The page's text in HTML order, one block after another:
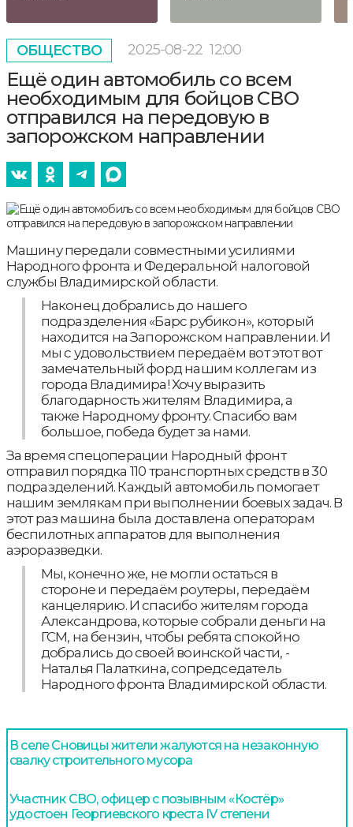
ОБЩЕСТВО 2025-08-22 12:00
Ещё один автомобиль со всем
необходимым для бойцов СВО
отправился на передовую в
запорожском направлении
Машину передали совместными усилиями
Народного фронта и Федеральной налоговой
службы Владимирской области.
Наконец добрались до нашего
подразделения «Барс рубикон», который
находится на Запорожском направлении. И
мы с удовольствием передаём вот этот вот
замечательный форд нашим коллегам из
города Владимира! Хочу выразить
благодарность жителям Владимира, а
также Народному фронту. Спасибо вам
большое, победа будет за нами.
За время спецоперации Народный фронт
отправил порядка 110 транспортных средств в 30
подразделений. Каждый автомобиль помогает
нашим землякам при выполнении боевых задач. В
этот раз машина была доставлена операторам
беспилотных аппаратов для выполнения
аэроразведки.
Мы, конечно же, не могли остаться в
стороне и передаём роутеры, передаём
канцелярию. И спасибо жителям города
Александрова, которые собрали деньги на
ГСМ, на бензин, чтобы ребята спокойно
добрались до своей воинской части, -
Наталья Палаткина, сопредседатель
Народного фронта Владимирской области.
В селе Сновицы жители жалуются на незаконную
свалку строительного мусора
Участник СВО, офицер с позывным «Костёр»
удостоен Георгиевского креста IV степени